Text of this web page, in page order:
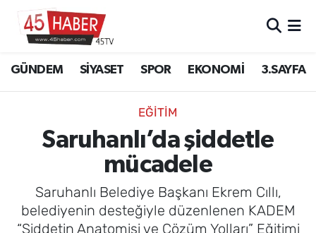
GÜNDEM SİYASET SPOR EKONOMİ 3.SAYFA
EĞİTİM
Saruhanlı’da şiddetle
mücadele
Saruhanlı Belediye Başkanı Ekrem Cıllı,
belediyenin desteğiyle düzenlenen KADEM
“Şiddetin Anatomisi ve Çözüm Yolları” Eğitimi
SİYASET
3.SAYFA
Manisa Hava Durumu
Manisa Trafik Yoğunluk Haritası
Süper Lig Puan Durumu ve Fikstür